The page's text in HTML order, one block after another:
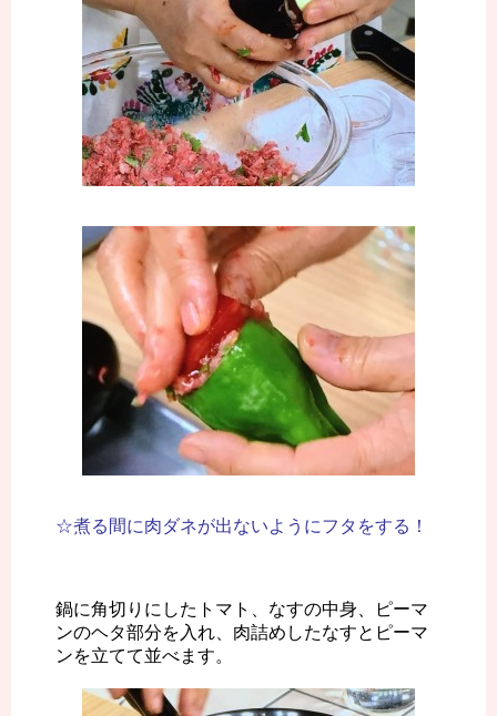
☆煮る間に肉ダネが出ないようにフタをする！
鍋に角切りにしたトマト、なすの中身、ピーマ
ンのヘタ部分を入れ、肉詰めしたなすとピーマ
ンを立てて並べます。